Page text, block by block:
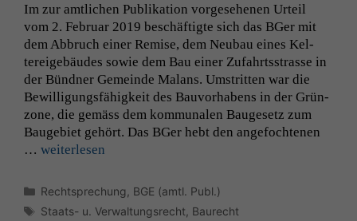
Im zur amtlichen Pub­lika­tion vorge­se­henen Urteil
vom 2. Feb­ru­ar 2019 beschäftigte sich das BGer mit
dem Abbruch ein­er Remise, dem Neubau eines Kel­
tereige­bäudes sowie dem Bau ein­er Zufahrtsstrasse in
der Bünd­ner Gemeinde Malans. Umstrit­ten war die
Bewil­li­gungs­fähigkeit des Bau­vorhabens in der Grün­
zone, die gemäss dem kom­mu­nalen Bauge­setz zum
Bauge­bi­et gehört. Das BGer hebt den ange­focht­e­nen
… weit­er­lesen
Kategorien
Rechtsprechung BGE (amtl. Publ.)
Schlagwörter
Staats- u. Verwaltungsrecht Baurecht
Marketing
Wir speichern
anonyme Daten ab,
um interne
marketingtechnische
Auswertungen
durchführen zu
können. Diese helfen
uns, unsere Website